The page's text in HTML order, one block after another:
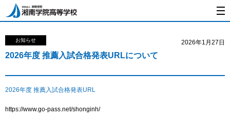
2026年度 推薦入試合格発表URLについて
お知らせ 2026年1月27日
2026年度 推薦入試合格発表URL
https://www.go-pass.net/shonginh/